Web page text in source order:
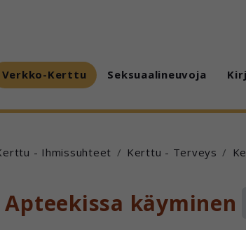
Verkko-Kerttu Seksuaalineuvoja
- Ihmissuhteet Kerttu - Terveys
Apteekissa käyminen